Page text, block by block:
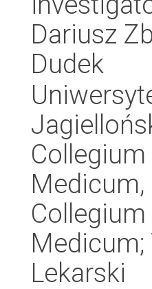
Dariusz
Dudek
Collegium
Medicum,
Collegium
Medicum;
Lekarski